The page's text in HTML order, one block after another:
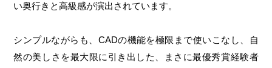
い奥行きと高級感が演出されています。
シンプルながらも、CADの機能を極限まで使いこなし、自
然の美しさを最大限に引き出した、まさに最優秀賞経験者